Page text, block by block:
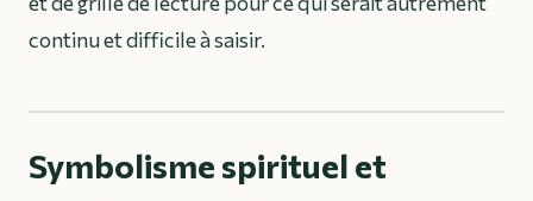
continu et difficile à saisir.
Symbolisme spirituel et